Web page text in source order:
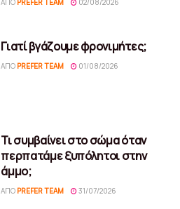
ΑΠΌ PREFER TEAM 02/08/2026
Γιατί βγάζουμε φρονιμήτες;
ΑΠΌ PREFER TEAM 01/08/2026
Τι συμβαίνει στο σώμα όταν
περπατάμε ξυπόλητοι στην
άμμο;
ΑΠΌ PREFER TEAM 31/07/2026